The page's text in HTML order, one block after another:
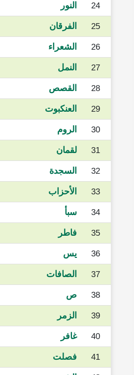
24 النور
25 الفرقان
26 الشعراء
27 النمل
28 القصص
29 العنكبوت
30 الروم
31 لقمان
32 السجدة
33 الأحزاب
34 سبأ
35 فاطر
36 يس
37 الصافات
38 ص
39 الزمر
40 غافر
41 فصلت